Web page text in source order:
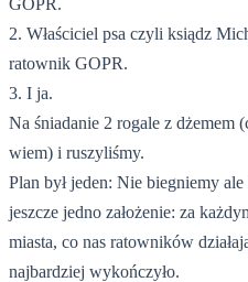
2. Właściciel psa czyli ksiądz
ratownik GOPR.
3. I ja.
Na śniadanie 2 rogale z dżemem
wiem) i ruszyliśmy.
Plan był jeden: Nie biegniemy
jeszcze jedno założenie: za
miasta, co nas ratowników
najbardziej wykończyło.